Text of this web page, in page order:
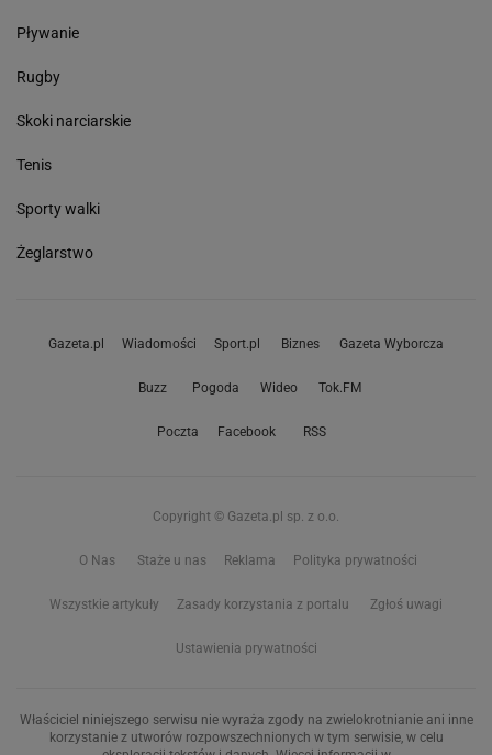
Pływanie
Rugby
Skoki narciarskie
Tenis
Sporty walki
Żeglarstwo
Gazeta.pl Wiadomości Sport.pl Biznes Gazeta Wyborcza
Buzz Pogoda Wideo Tok.FM
Poczta Facebook RSS
Copyright © Gazeta.pl sp. z o.o.
O Nas Staże u nas Reklama Polityka prywatności
Wszystkie artykuły Zasady korzystania z portalu Zgłoś uwagi
Ustawienia prywatności
Właściciel niniejszego serwisu nie wyraża zgody na zwielokrotnianie ani inne
korzystanie z utworów rozpowszechnionych w tym serwisie, w celu